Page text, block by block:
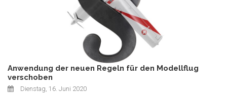
Anwendung der neuen Regeln für den Modellflug
verschoben
Dienstag, 16. Juni 2020